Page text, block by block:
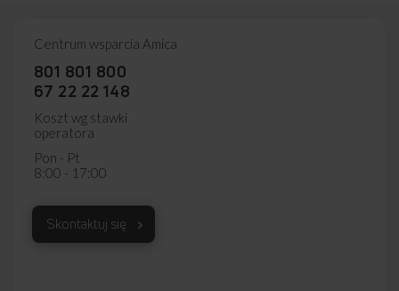
Centrum wsparcia Amica
801 801 800
67 22 22 148
Koszt wg stawki
operatora
Pon - Pt
8:00 - 17:00
Skontaktuj się